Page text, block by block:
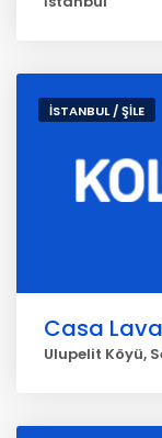
İSTANBUL / ŞİLE
Casa
Ulupelit Köyü,